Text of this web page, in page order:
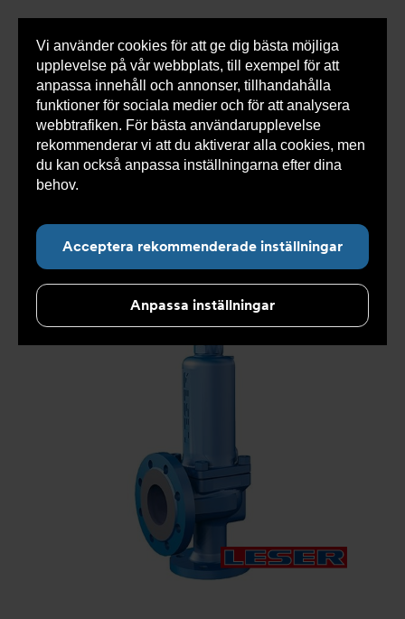
Vi använder cookies för att ge dig bästa möjliga
upplevelse på vår webbplats, till exempel för att
anpassa innehåll och annonser, tillhandahålla
funktioner för sociala medier och för att analysera
webbtrafiken. För bästa användarupplevelse
rekommenderar vi att du aktiverar alla cookies, men
du kan också anpassa inställningarna efter dina
behov.
Acceptera rekommenderade inställningar
Anpassa inställningar
0 varorSnabborder
Du
här:
Armatec > Produkter > Tryckavsäkring
>
Industriella säkerhetsventiler
> High performance
>
Säkerhetsventil AT 4545-
>
Säkerhetsventil AT 4545D3-